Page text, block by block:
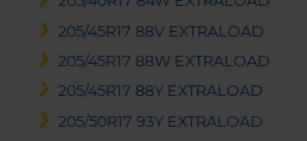
205/45R17 88V EXTRALOAD
205/45R17 88W EXTRALOAD
205/45R17 88Y EXTRALOAD
205/50R17 93Y EXTRALOAD